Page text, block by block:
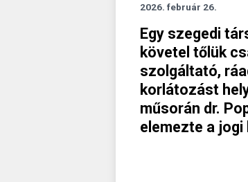
2026. február 26.
Egy szegedi
követel tőlük
szolgáltató,
korlátozást
műsorán dr.
elemezte a jogi